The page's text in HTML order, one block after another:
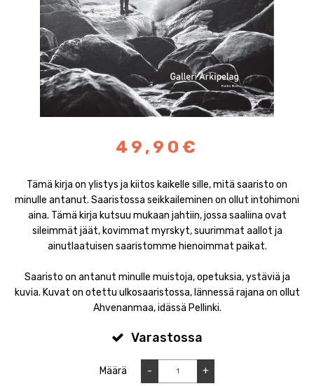
49,90€
Tämä kirja on ylistys ja kiitos kaikelle sille, mitä saaristo on
minulle antanut. Saaristossa seikkaileminen on ollut intohimoni
aina. Tämä kirja kutsuu mukaan jahtiin, jossa saaliina ovat
sileimmät jäät, kovimmat myrskyt, suurimmat aallot ja
ainutlaatuisen saaristomme hienoimmat paikat.
Saaristo on antanut minulle muistoja, opetuksia, ystäviä ja
kuvia. Kuvat on otettu ulkosaaristossa, lännessä rajana on ollut
Ahvenanmaa, idässä Pellinki.
Varastossa
Määrä - +